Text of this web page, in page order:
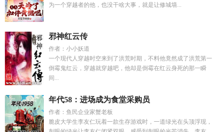
为一个穿越者的他，也没干啥大事，就是让修城墙...
邪神红云传
作者：小小妖道
一个现代人穿越时空来到了洪荒时期，不料他竟然成了洪荒第一
倒霉鬼红云，穿越就穿越吧，他却是倒霉在红云身死的那一瞬
间...
年代58：进场成为食堂采购员
作者：鱼民企业家蟹老板
脆皮大学生李友仁玩着一款生存游戏时，一道绿光在头顶浮现，